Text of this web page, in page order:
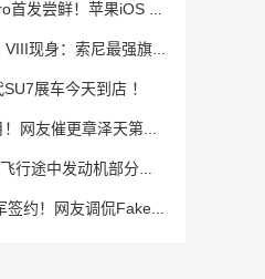
iPhone 18 Pro首发尝鲜！苹果iOS 27迎来四项升级 ！
索尼Xperia 1 VIII现身：索尼最强旗舰来了 手机业务没凉 ！
展车今天到店 ！
已停更一个月！网友催更章泽天第二期播客：强烈推荐刘强东 ！
波音737客机飞行途中发动机部分脱落 飞行员紧急备降 ！
T1与韩国海军签约！网友调侃Faker成“李参谋”了?